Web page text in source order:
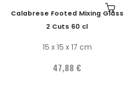
Calabrese Footed Mixing Glass
2 Cuts 60 cl
15 x 15 x 17 cm
47,88 €